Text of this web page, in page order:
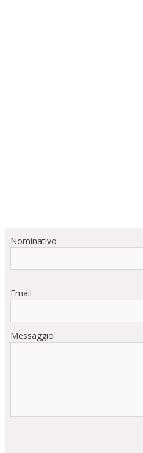
Nominativo
Email
Messaggio